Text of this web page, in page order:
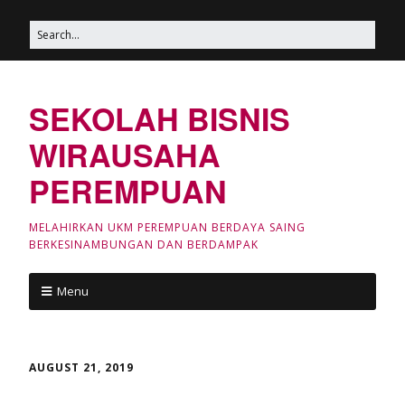
SEKOLAH BISNIS
WIRAUSAHA
PEREMPUAN
MELAHIRKAN UKM PEREMPUAN BERDAYA SAING
BERKESINAMBUNGAN DAN BERDAMPAK
Menu
AUGUST 21, 2019